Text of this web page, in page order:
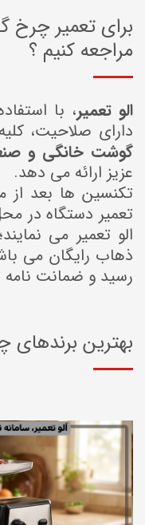
برای تعمیر چرخ
مراجعه کنیم ؟
الو تعمیر، با
دارای صلاحیت،
گوشت خانگی و
عزیز ارائه می دهد.
تکنسین ها بعد از
تعمیر دستگاه در
الو تعمیر می
ذهاب رایگان می
رسید و ضمانت
بهترین